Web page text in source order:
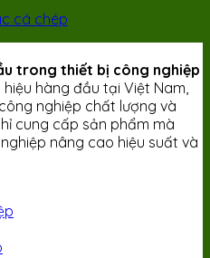
cá chép
trong thiết bị công nghiệp
hàng đầu tại Việt Nam,
nghiệp chất lượng và
cung cấp sản phẩm mà
nâng cao hiệu suất và